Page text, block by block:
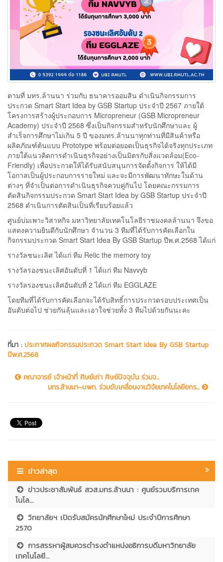
ตามที่ มทร.ล้านนา ร่วมกับ ธนาคารออมสิน ดำเนินกิจกรรมการ
ประกวด Smart Start Idea by GSB Startup ประจำปี 2567 ภายใต้
โครงการสร้างผู้ประกอบการ Micropreneur (GSB Micropreneur
Academy) ประจำปี 2568 ซึ่งเป็นกิจกรรมสำหรับนักศึกษาและ ผู้
สำเร็จการศึกษาไม่เกิน 5 ปี ของมทร.ล้านนาทุกท่านที่มีสินค้าหรือ
ผลิตภัณฑ์ต้นแบบ Prototype พร้อมต่อยอดเป็นธุรกิจได้จริงทุกประเภท
ภายใต้แนวคิดการดำเนินธุรกิจอย่างเป็นมิตรกับสิ่งแวดล้อม(Eco-
Friendly) เพื่อประกวดให้ได้รับสนับสนุนการจัดตั้งกิจการ ให้ได้มี
โอกาสเป็นผู้ประกอบการรายใหม่ และจะมีการพัฒนาทักษะในด้าน
ต่างๆ ที่จำเป็นต่อการดำเนินธุรกิจควบคู่กันไป โดยคณะกรรมการ
ตัดสินกิจกรรมประกวด Smart Start Idea by GSB Startup ประจำปี
2568 ดำเนินการตัดสินเป็นที่เรียบร้อยแล้ว
ศูนย์บ่มเพาะวิสาหกิจ มหาวิทยาลัยเทคโนโลยีราชมงคลล้านนา จึงขอ
แสดงความยินดีกับนักศึกษา จำนวน 3 ทีมที่ได้รับการคัดเลือกใน
กิจกรรมประกวด Smart Start Idea By GSB Startup ปีพ.ศ.2568 ได้แก่
รางวัลชนะเลิศ ได้แก่ ทีม Relic the memory toy
รางวัลรองชนะเลิศอันดับที่ 1 ได้แก่ ทีม Navvyb
รางวัลรองชนะเลิศอันดับที่ 2 ได้แก่ ทีม EGGLAZE
โดยทีมที่ได้รับการคัดเลือกจะได้รับสิทธิ์การประกวดรอบประเทศเป็น
อันดับต่อไป ช่วยกันลุ้นและเอาใจช่วยทั้ง 3 ทีมไปด้วยกันนะคะ
ที่มา : ประกาศผลกิจกรรมประกวด Smart Start Idea By GSB Startup
ปีพ.ศ.2568
คณาจารย์ เจ้าหน้าที่ ศิษย์เก่า ศิษย์ปัจจุบัน ร่วมจ...
มทร.ล้านนา–บพท. ร่วมขับเคลื่อนงานวิจัยเทคโนโลยียกร...
ข่าวล่าสุด
ข่าวประชาสัมพันธ์ สวส.มทร.ล้านนา : ศูนย์รวมบริการเทค
โนโล...
วิทยาลัยฯ เปิดรับสมัครนักศึกษาใหม่ ประจำปีการศึกษา
2570
การสรรหาผู้สมควรดำรงตำแหน่งอธิการบดีมหาวิทยาลัย
เทคโนโลยี...